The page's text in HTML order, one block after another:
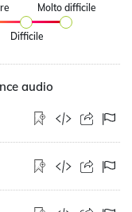
Difficile
Molto difficile
audio